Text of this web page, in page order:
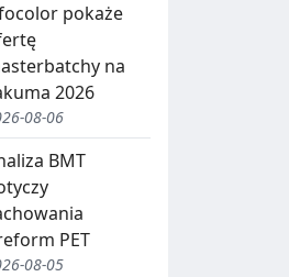
pokaże
na
2026
08-06
BMT
PET
08-05